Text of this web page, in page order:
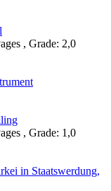
, Grade: 2,0
, Grade: 1,0
in Staatswerdung,